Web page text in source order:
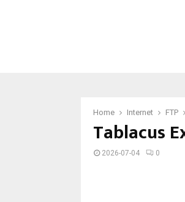
Home Internet FTP
Tablacus
2026-07-04 0